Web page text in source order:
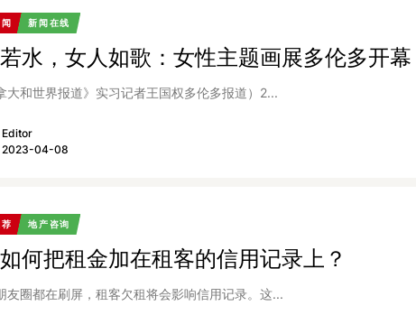
新闻在线
若水，女人如歌：女性主题画展多伦多开幕
大和世界报道》实习记者王国权多伦多报道）2...
Editor
2023-04-08
地产咨询
何把租金加在租客的信用记录上？
友圈都在刷屏，租客欠租将会影响信用记录。这...